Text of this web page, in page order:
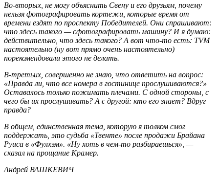
Во-вторых, не могу объяснить Свену и его друзьям, почему
нельзя фотографировать кортежи, которые время от
времени ездят по проспекту Победителей. Они спрашивают:
что здесь такого — сфотографировать машину? И я думаю:
действительно, что здесь такого? А вот что-то есть: TVM
настоятельно (ну вот прямо очень настоятельно)
порекомендовали этого не делать.
В-третьих, совершенно не знаю, что ответить на вопрос:
«Правда ли, что все номера в гостинице прослушиваются?»
Оставалось только пожимать плечами. С одной стороны, с
чего бы их прослушивать? А с другой: кто его знает? Вдруг
правда?
В общем, единственная тема, которую я толком смог
поддержать, это судьба «Твенте» после продажи Брайана
Руиса в «Фулхэм». «Ну хоть в чем-то разбираешься», —
сказал на прощание Крамер.
Андрей ВАШКЕВИЧ